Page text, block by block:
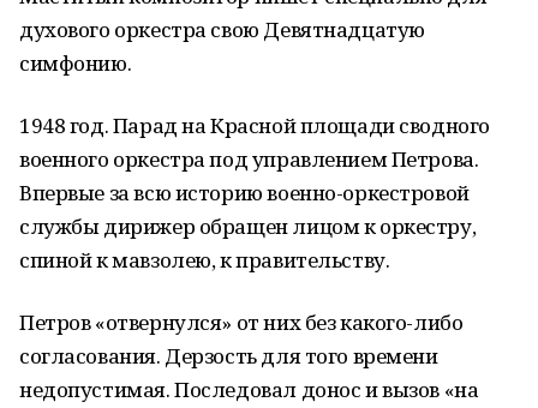
духового оркестра свою Девятнадцатую
симфонию.
1948 год. Парад на Красной площади сводного
военного оркестра под управлением Петрова.
Впервые за всю историю военно-оркестровой
службы дирижер обращен лицом к оркестру,
спиной к мавзолею, к правительству.
Петров «отвернулся» от них без какого-либо
согласования. Дерзость для того времени
недопустимая. Последовал донос и вызов «на